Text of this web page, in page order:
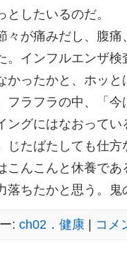
としたいるのだ。
々が痛みだし、腹
。インフルエンザ
かったかと、ホッ
フラフラの中、「
ングにはなおって
じたばたしても仕
こんこんと休養で
落ちたかと思う。鬼
: ch02．健康| コメ